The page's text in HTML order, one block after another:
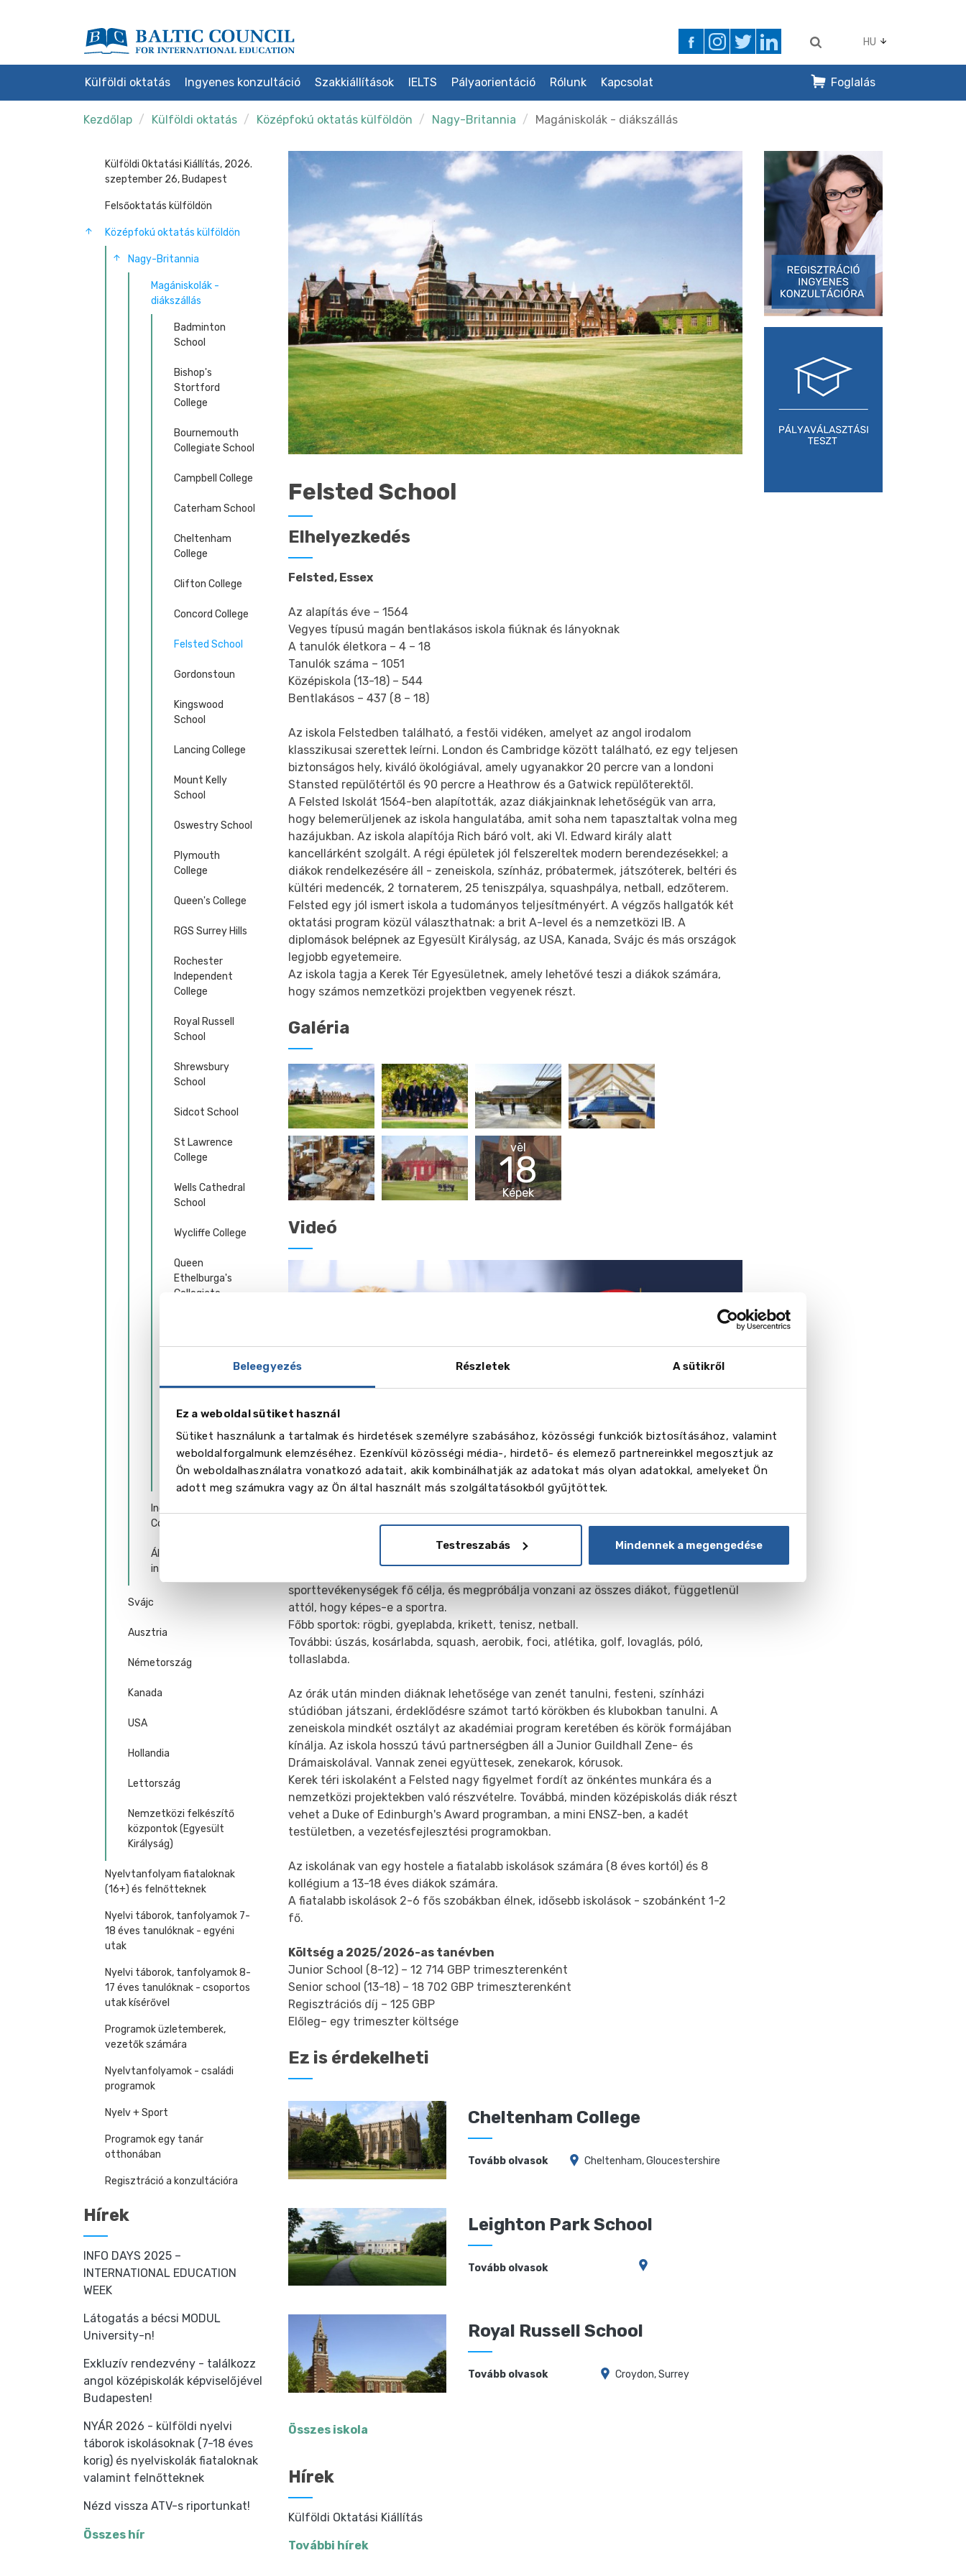
Beleegyezés Részletek A sütikről
Ez a weboldal sütiket használ
Sütiket használunk a tartalmak és hirdetések személyre szabásához, közösségi funkciók biztosításához, valamint
weboldalforgalmunk elemzéséhez. Ezenkívül közösségi média-, hirdető- és elemező partnereinkkel megosztjuk az
Ön weboldalhasználatra vonatkozó adatait, akik kombinálhatják az adatokat más olyan adatokkal, amelyeket Ön
adott meg számukra vagy az Ön által használt más szolgáltatásokból gyűjtöttek.
Testreszabás Mindennek a megengedése
HU
Külföldi oktatás Ingyenes konzultáció Szakkiállítások IELTS Pályaorientáció Rólunk Kapcsolat Foglalás
Kezdőlap Külföldi oktatás Középfokú oktatás külföldön Nagy-Britannia Magániskolák - diákszállás
Külföldi Oktatási Kiállítás, 2026.
szeptember 26, Budapest
Felsőoktatás külföldön
Középfokú oktatás külföldön
Nagy-Britannia
Magániskolák -
diákszállás
Badminton
School
Bishop's
Stortford
College
Bournemouth
Collegiate School
Campbell College
Caterham School
Cheltenham
College
Clifton College
Concord College
Felsted School
Gordonstoun
Kingswood
School
Lancing College
Mount Kelly
School
Oswestry School
Plymouth
College
Queen's College
RGS Surrey Hills
Rochester
Independent
College
Royal Russell
School
Shrewsbury
School
Sidcot School
St Lawrence
College
Wells Cathedral
School
Wycliffe College
Queen
Ethelburga's
Collegiate
International
St Edmund's
St Clare's Oxford
Independent VI Form
Colleges
Állami továbbképző
intézmény
Svájc
Ausztria
Németország
Kanada
USA
Hollandia
Lettország
Nemzetközi felkészítő
központok (Egyesült
Királyság)
Nyelvtanfolyam fiataloknak
(16+) és felnőtteknek
Nyelvi táborok, tanfolyamok 7-
18 éves tanulóknak - egyéni
utak
Nyelvi táborok, tanfolyamok 8-
17 éves tanulóknak - csoportos
utak kísérővel
Programok üzletemberek,
vezetők számára
Nyelvtanfolyamok - családi
programok
Nyelv + Sport
Programok egy tanár
otthonában
Regisztráció a konzultációra
Hírek
INFO DAYS 2025 –
INTERNATIONAL EDUCATION
WEEK
Látogatás a bécsi MODUL
University-n!
Exkluzív rendezvény - találkozz
angol középiskolák képviselőjével
Budapesten!
NYÁR 2026 - külföldi nyelvi
táborok iskolásoknak (7-18 éves
korig) és nyelviskolák fiataloknak
valamint felnőtteknek
Nézd vissza ATV-s riportunkat!
Összes hír
Felsted School
Elhelyezkedés
Felsted, Essex
Az alapítás éve – 1564
Vegyes típusú magán bentlakásos iskola fiúknak és lányoknak
A tanulók életkora – 4 – 18
Tanulók száma – 1051
Középiskola (13-18) – 544
Bentlakásos – 437 (8 – 18)
Az iskola Felstedben található, a festői vidéken, amelyet az angol irodalom
klasszikusai szerettek leírni. London és Cambridge között található, ez egy teljesen
biztonságos hely, kiváló ökológiával, amely ugyanakkor 20 percre van a londoni
Stansted repülőtértől és 90 percre a Heathrow és a Gatwick repülőterektől.
A Felsted Iskolát 1564-ben alapították, azaz diákjainknak lehetőségük van arra,
hogy belemerüljenek az iskola hangulatába, amit soha nem tapasztaltak volna meg
hazájukban. Az iskola alapítója Rich báró volt, aki VI. Edward király alatt
kancellárként szolgált. A régi épületek jól felszereltek modern berendezésekkel; a
diákok rendelkezésére áll - zeneiskola, színház, próbatermek, játszóterek, beltéri és
kültéri medencék, 2 tornaterem, 25 teniszpálya, squashpálya, netball, edzőterem.
Felsted egy jól ismert iskola a tudományos teljesítményért. A végzős hallgatók két
oktatási program közül választhatnak: a brit A-level és a nemzetközi IB. A
diplomások belépnek az Egyesült Királyság, az USA, Kanada, Svájc és más országok
legjobb egyetemeire.
Az iskola tagja a Kerek Tér Egyesületnek, amely lehetővé teszi a diákok számára,
hogy számos nemzetközi projektben vegyenek részt.
Galéria
vēl
18
Képek
Videó
Az iskola kiváló sportbázissal rendelkezik. Sok sportban a diákok helyi és országos
sporttevékenységek fő célja, és megpróbálja vonzani az összes diákot, függetlenül
attól, hogy képes-e a sportra.
Főbb sportok: rögbi, gyeplabda, krikett, tenisz, netball.
További: úszás, kosárlabda, squash, aerobik, foci, atlétika, golf, lovaglás, póló,
tollaslabda.
Az órák után minden diáknak lehetősége van zenét tanulni, festeni, színházi
stúdióban játszani, érdeklődésre számot tartó körökben és klubokban tanulni. A
zeneiskola mindkét osztályt az akadémiai program keretében és körök formájában
kínálja. Az iskola hosszú távú partnerségben áll a Junior Guildhall Zene- és
Drámaiskolával. Vannak zenei együttesek, zenekarok, kórusok.
Kerek téri iskolaként a Felsted nagy figyelmet fordít az önkéntes munkára és a
nemzetközi projektekben való részvételre. Továbbá, minden középiskolás diák részt
vehet a Duke of Edinburgh's Award programban, a mini ENSZ-ben, a kadét
testületben, a vezetésfejlesztési programokban.
Az iskolának van egy hostele a fiatalabb iskolások számára (8 éves kortól) és 8
kollégium a 13-18 éves diákok számára.
A fiatalabb iskolások 2-6 fős szobákban élnek, idősebb iskolások - szobánként 1-2
fő.
Költség a 2025/2026-as tanévben
Junior School (8-12) – 12 714 GBP trimeszterenként
Senior school (13-18) – 18 702 GBP trimeszterenként
Regisztrációs díj – 125 GBP
Előleg– egy trimeszter költsége
Ez is érdekelheti
Cheltenham College
Tovább olvasok Cheltenham, Gloucestershire
Leighton Park School
Tovább olvasok
Royal Russell School
Tovább olvasok Croydon, Surrey
Összes iskola
Hírek
Külföldi Oktatási Kiállítás
További hírek